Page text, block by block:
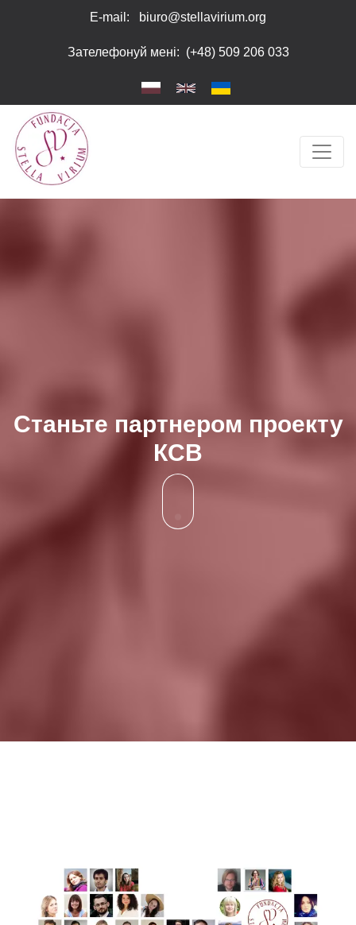
містить
систему
доступності.
E-mail: biuro@stellavirium.org
Зателефонуй мені: (+48) 509 206 033
Станьте партнером проекту
КСВ